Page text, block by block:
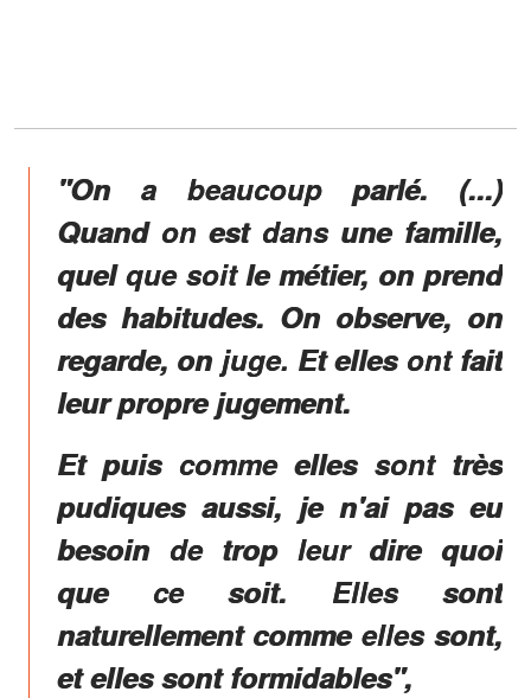
"On a beaucoup parlé. (...)
Quand on est dans une famille,
quel que soit le métier, on prend
des habitudes. On observe, on
regarde, on juge. Et elles ont fait
leur propre jugement.
Et puis comme elles sont très
pudiques aussi, je n'ai pas eu
besoin de trop leur dire quoi
que ce soit. Elles sont
naturellement comme elles sont,
et elles sont formidables",